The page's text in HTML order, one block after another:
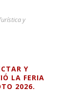
y
Y
LA FERIA
2026.